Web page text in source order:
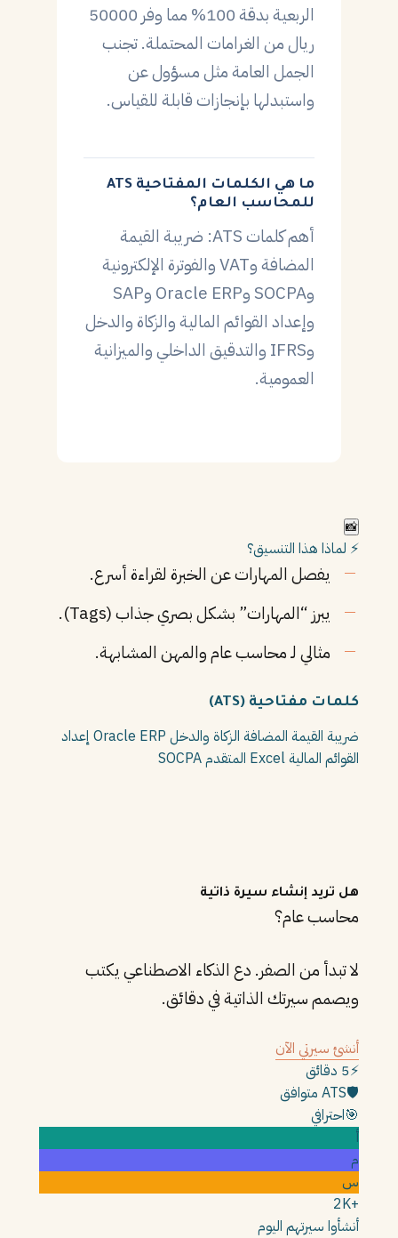
الربعية بدقة 100% مما وفر 50000
ريال من الغرامات المحتملة. تجنب
الجمل العامة مثل مسؤول عن
واستبدلها بإنجازات قابلة للقياس.
ما هي الكلمات المفتاحية ATS
للمحاسب العام؟
أهم كلمات ATS: ضريبة القيمة
المضافة وVAT والفوترة الإلكترونية
وSOCPA وOracle ERP وSAP
وإعداد القوائم المالية والزكاة والدخل
وIFRS والتدقيق الداخلي والميزانية
العمومية.
📸
⚡ لماذا هذا التنسيق؟
يفصل المهارات عن الخبرة لقراءة أسرع.
يبرز “المهارات” بشكل بصري جذاب (Tags).
مثالي لـ محاسب عام والمهن المشابهة.
كلمات مفتاحية (ATS)
ضريبة القيمة المضافة الزكاة والدخل Oracle ERP إعداد
القوائم المالية Excel المتقدم SOCPA
هل تريد إنشاء سيرة ذاتية
محاسب عام؟
لا تبدأ من الصفر. دع الذكاء الاصطناعي يكتب
ويصمم سيرتك الذاتية في دقائق.
أنشئ سيرتي الآن
⚡5 دقائق
🛡️ATS متوافق
🎯احترافي
أ
م
س
+2K
أنشأوا سيرتهم اليوم